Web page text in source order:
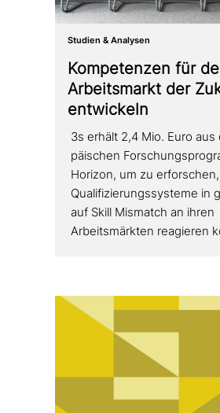
Studien & Analysen
Kompetenzen für
Arbeitsmarkt der
entwickeln
3s erhält 2,4 Mio. Euro
päi­schen
Horizon, um zu
Qualifizierungssysteme in
auf Skill Mismatch an ihren
Arbeitsmärkten reagieren